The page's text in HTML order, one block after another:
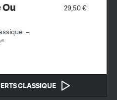
29,50 €
Ou
–
e
CLASSIQUE